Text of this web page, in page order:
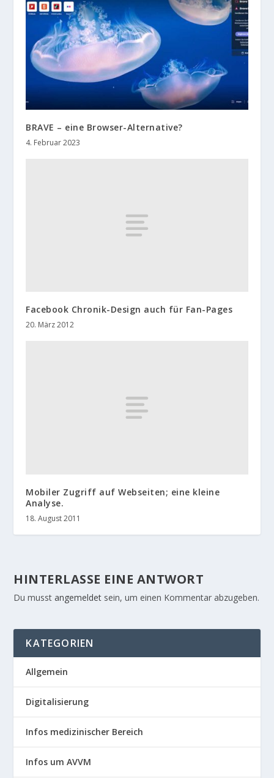
BRAVE – eine Browser-Alternative?
4. Februar 2023
Facebook Chronik-Design auch für Fan-Pages
20. März 2012
Mobiler Zugriff auf Webseiten; eine kleine
Analyse.
18. August 2011
HINTERLASSE EINE ANTWORT
Du musstangemeldet sein, um einen Kommentar abzugeben.
KATEGORIEN
Allgemein
Digitalisierung
Infos medizinischer Bereich
Infos um AVVM